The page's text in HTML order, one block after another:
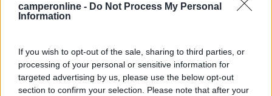
camperonline - Do Not Process My Personal
Information
If you wish to opt-out of the sale, sharing to third parties, or
processing of your personal or sensitive information for
targeted advertising by us, please use the below opt-out
section to confirm your selection. Please note that after your
Lungo la scogliera di Torre Ovo, ampio spazio in terra
ba...
Torreovo (TA) - 19.3km
Litoranea salentina,